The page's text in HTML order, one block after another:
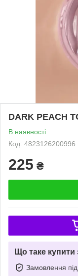
DARK PEACH
В наявності
Код: 4823126200996
225 ₴
Що таке
Замовлення